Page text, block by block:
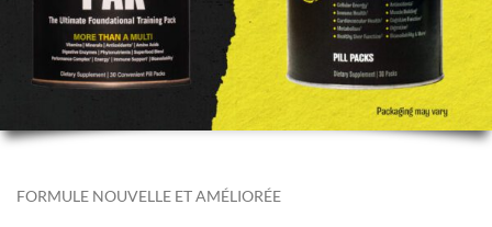
FORMULE NOUVELLE ET AMÉLIORÉE